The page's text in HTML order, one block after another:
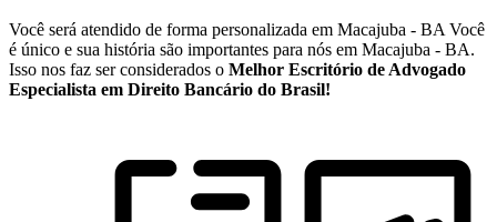
Você será atendido de forma personalizada em Macajuba - BA Você
é único e sua história são importantes para nós em Macajuba - BA.
Isso nos faz ser considerados o Melhor Escritório de Advogado
Especialista em Direito Bancário do Brasil!